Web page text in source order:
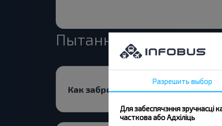
Пытанне - Адказ
Как забронировать билеты на
Разрешить выбор
Для забеспячэння
часткова або Адхіліць